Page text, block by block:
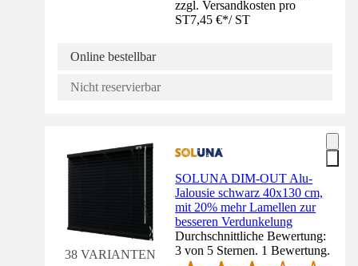
zzgl. Versandkosten pro
ST7,45 €*/ ST
Online bestellbar
Nicht reservierbar
38 VARIANTEN
SOLUNA DIM-OUT Alu-
Jalousie schwarz 40x130 cm,
mit 20% mehr Lamellen zur
besseren Verdunkelung
Durchschnittliche Bewertung:
3 von 5 Sternen. 1 Bewertung.